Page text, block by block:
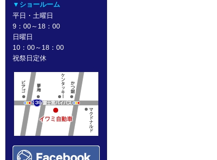
▼ショールーム
平日・土曜日
9：00～18：00
日曜日
10：00～18：00
祝祭日定休